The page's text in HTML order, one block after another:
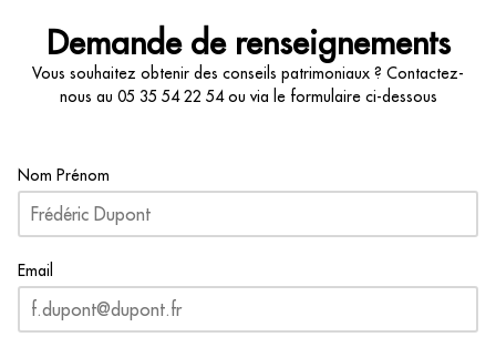
Demande de renseignements
Vous souhaitez obtenir des conseils patrimoniaux ? Contactez-
nous au 05 35 54 22 54ou via le formulaire ci-dessous
Nom Prénom
Email